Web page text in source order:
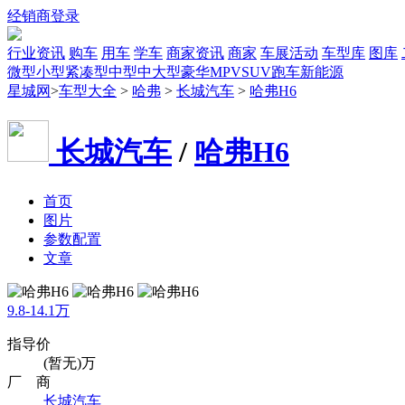
经销商登录
行业资讯 购车 用车 学车 商家资讯 商家 车展活动 车型库 图库
微型小型紧凑型中型中大型豪华MPVSUV跑车新能源
星城网>车型大全 > 哈弗 > 长城汽车 > 哈弗H6
长城汽车/ 哈弗H6
首页
图片
参数配置
文章
9.8-14.1万
指导价
(暂无)万
厂 商
长城汽车